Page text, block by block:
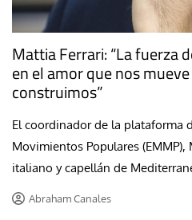
Mattia Ferrari: “La fuerza
en el amor que nos
construimos”
El coordinador de la plataforma
Movimientos Populares
italiano y capellán de
Abraham Canales